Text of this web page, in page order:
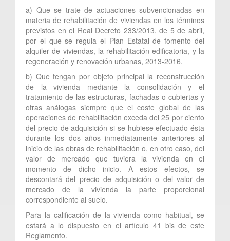
a) Que se trate de actuaciones subvencionadas en
materia de rehabilitación de viviendas en los términos
previstos en el Real Decreto 233/2013, de 5 de abril,
por el que se regula el Plan Estatal de fomento del
alquiler de viviendas, la rehabilitación edificatoria, y la
regeneración y renovación urbanas, 2013-2016.
b) Que tengan por objeto principal la reconstrucción
de la vivienda mediante la consolidación y el
tratamiento de las estructuras, fachadas o cubiertas y
otras análogas siempre que el coste global de las
operaciones de rehabilitación exceda del 25 por ciento
del precio de adquisición si se hubiese efectuado ésta
durante los dos años inmediatamente anteriores al
inicio de las obras de rehabilitación o, en otro caso, del
valor de mercado que tuviera la vivienda en el
momento de dicho inicio. A estos efectos, se
descontará del precio de adquisición o del valor de
mercado de la vivienda la parte proporcional
correspondiente al suelo.
Para la calificación de la vivienda como habitual, se
estará a lo dispuesto en el artículo 41 bis de este
Reglamento.